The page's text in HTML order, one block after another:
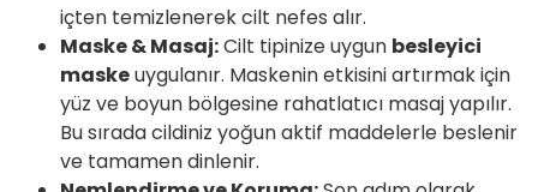
içten temizlenerek cilt nefes alır.
Maske & Masaj:Cilt tipinize uygun besleyici
maskeuygulanır. Maskenin etkisini artırmak için
yüz ve boyun bölgesine rahatlatıcı masaj yapılır.
Bu sırada cildiniz yoğun aktif maddelerle beslenir
ve tamamen dinlenir.